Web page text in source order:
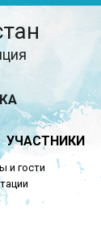
УЧАСТНИКИ
и гости